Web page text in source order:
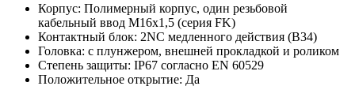
Корпус: Полимерный корпус, один резьбовой
кабельный ввод M16x1,5 (серия FK)
Контактный блок: 2NC медленного действия (B34)
Головка: с плунжером, внешней прокладкой и роликом
Степень защиты: IP67 согласно EN 60529
Положительное открытие: Да